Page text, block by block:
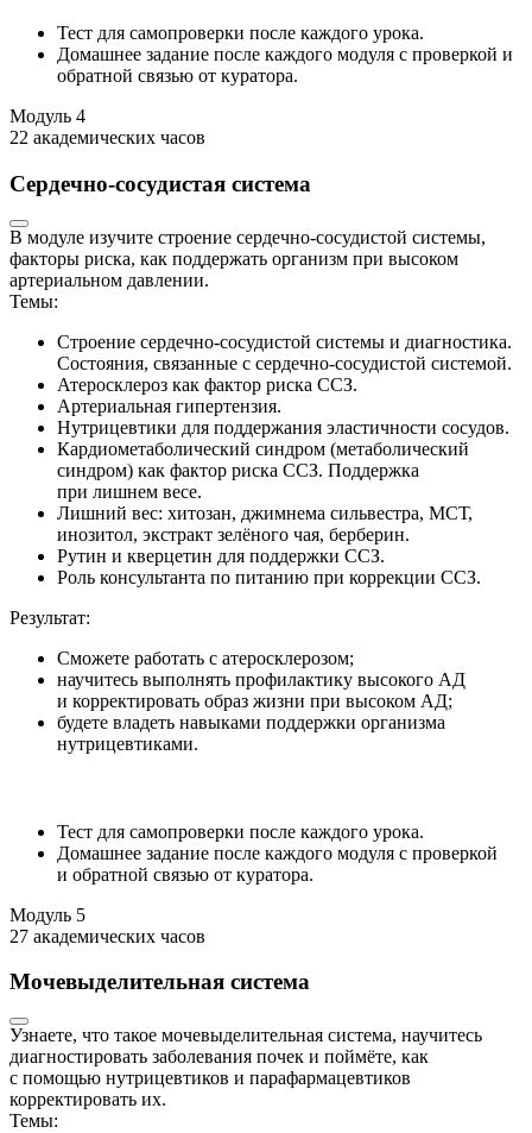
Тест для самопроверки после каждого урока.
Домашнее задание после каждого модуля с проверкой и
обратной связью от куратора.
Модуль 4
22 академических часов
Сердечно-сосудистая система
В модуле изучите строение сердечно-сосудистой системы,
факторы риска, как поддержать организм при высоком
артериальном давлении.
Темы:
Строение сердечно-сосудистой системы и диагностика.
Состояния, связанные с сердечно-сосудистой системой.
Атеросклероз как фактор риска ССЗ.
Артериальная гипертензия.
Нутрицевтики для поддержания эластичности сосудов.
Кардиометаболический синдром (метаболический
синдром) как фактор риска ССЗ. Поддержка
при лишнем весе.
Лишний вес: хитозан, джимнема сильвестра, МСТ,
инозитол, экстракт зелёного чая, берберин.
Рутин и кверцетин для поддержки ССЗ.
Роль консультанта по питанию при коррекции ССЗ.
Результат:
Сможете работать с атеросклерозом;
научитесь выполнять профилактику высокого АД
и корректировать образ жизни при высоком АД;
будете владеть навыками поддержки организма
нутрицевтиками.
Тест для самопроверки после каждого урока.
Домашнее задание после каждого модуля с проверкой
и обратной связью от куратора.
Модуль 5
27 академических часов
Мочевыделительная система
Узнаете, что такое мочевыделительная система, научитесь
диагностировать заболевания почек и поймёте, как
с помощью нутрицевтиков и парафармацевтиков
корректировать их.
Темы: